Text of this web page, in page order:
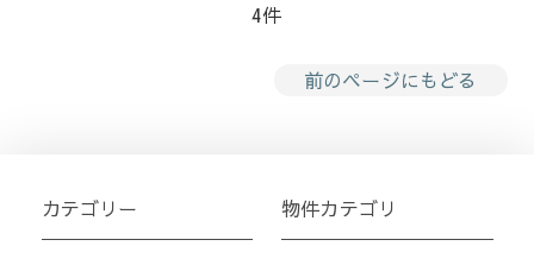
4件
前のページにもどる
カテゴリー 物件カテゴリ